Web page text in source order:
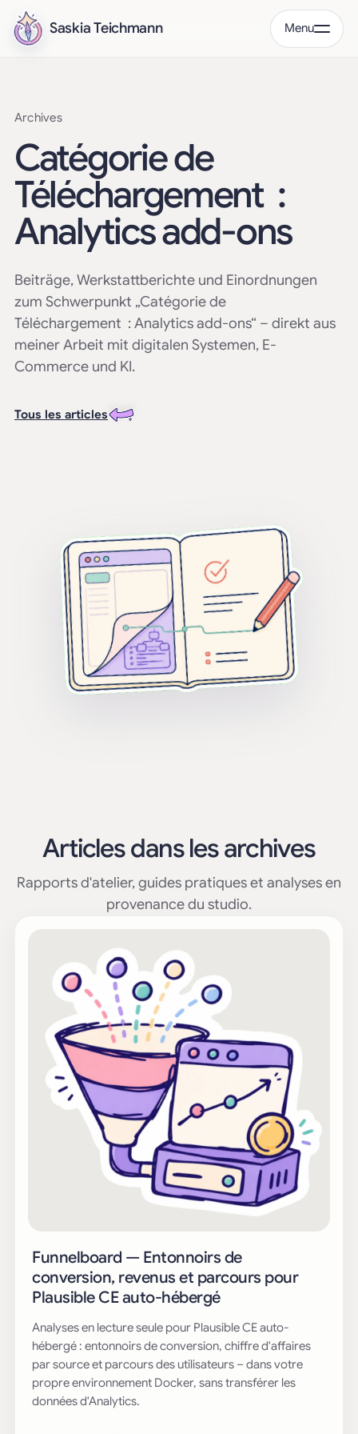
Saskia Teichmann Menu
Archives
Catégorie de
Téléchargement :
Analytics add-ons
Beiträge, Werkstattberichte und Einordnungen
zum Schwerpunkt „Catégorie de
Téléchargement : Analytics add-ons“ – direkt aus
meiner Arbeit mit digitalen Systemen, E-
Commerce und KI.
Tous les articles
Articles dans les archives
Rapports d'atelier, guides pratiques et analyses en
provenance du studio.
Funnelboard — Entonnoirs de
conversion, revenus et parcours pour
Plausible CE auto-hébergé
Analyses en lecture seule pour Plausible CE auto-
hébergé : entonnoirs de conversion, chiffre d'affaires
par source et parcours des utilisateurs – dans votre
propre environnement Docker, sans transférer les
données d'Analytics.